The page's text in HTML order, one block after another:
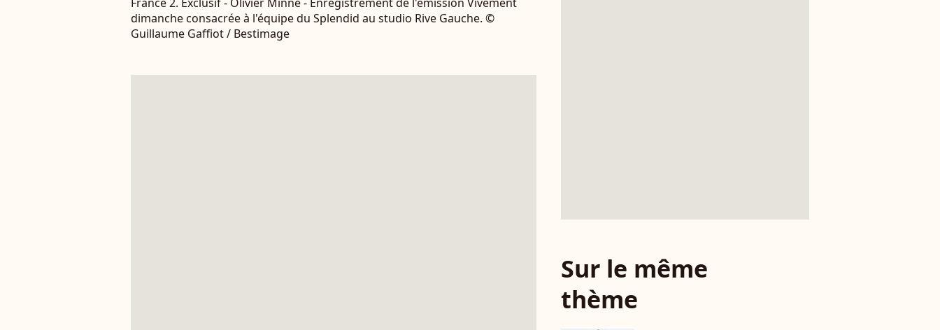
dimanche consacrée à l'équipe du Splendid au studio Rive Gauche. ©
Guillaume Gaffiot / Bestimage
Sur le même
thème